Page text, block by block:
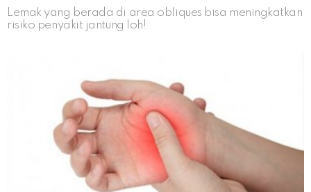
Lemak yang berada di area obliques bisa meningkatkan
risiko penyakit jantung loh!